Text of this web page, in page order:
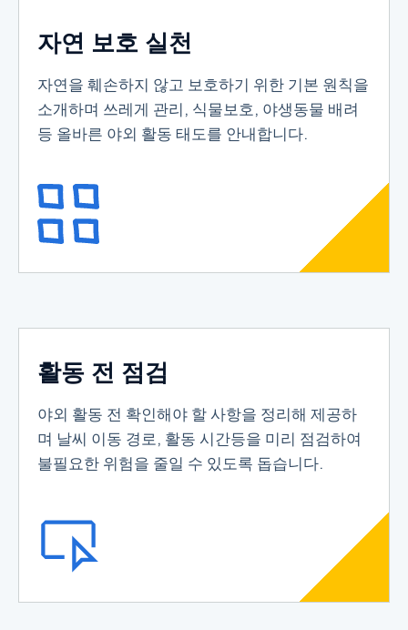
자연 보호 실천
자연을 훼손하지 않고 보호하기 위한 기본 원칙을
소개하며 쓰레게 관리, 식물보호, 야생동물 배려
등 올바른 야외 활동 태도를 안내합니다.
활동 전 점검
야외 활동 전 확인해야 할 사항을 정리해 제공하
며 날씨 이동 경로, 활동 시간등을 미리 점검하여
불필요한 위험을 줄일 수 있도록 돕습니다.